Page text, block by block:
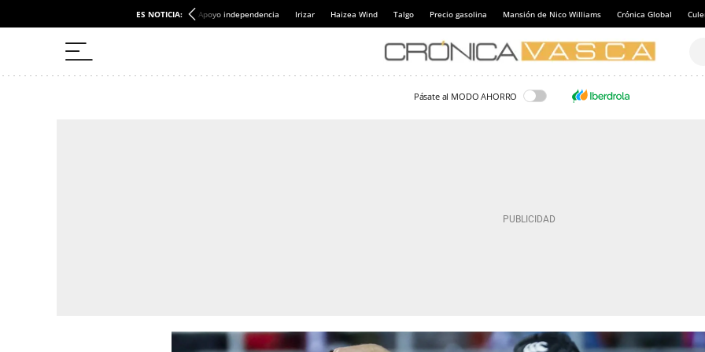
ES NOTICIA: Apoyo independencia Irizar Haizea Wind Talgo Precio gasolina Mansión de Nico Williams Crónica Global
Pásate al MODO AHORRO